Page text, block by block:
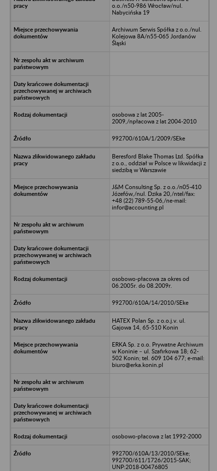
o.o./n50-986 Wrocław/nul.
Nabycińska 19
Archiwum Serwis Spółka z o.o./nul.
Kolejowa 8A/n55-065 Jordanów
Śląski
osobowa z lat 2005-
2009,/npłacowa z lat 2004-2010
992700/610A/1/2009/SEke
Beresford Blake Thomas Ltd. Spółka
z o.o., oddział w Polsce w likwidacji z
siedzibą w Warszawie
J&M Consulting Sp. z o.o./n05-410
Józefów,/nul. Dzika 20,/ntel/fax:
+48 (22) 789-55-06,/ne-mail:
infor@accounting.pl
osobowo-płacowa za okres od
06.2005r. do 08.2009r.
992700/610A/14/2010/SEke
HATEX Polan Sp. z o.o.j.v. ul.
Gajowa 14, 65-510 Konin
ERKA Sp. z o.o. Prywatne Archiwum
w Koninie – ul. Szafirkowa 18; 62-
502 Konin; tel. 609 104 677; e-mail:
biuro@erka.konin.pl
osobowo-płacowa z lat 1992-2000
992700/610A/13/2010/SEke;
992700/611/1726/2015-SAK;
UNP:2018-00476805